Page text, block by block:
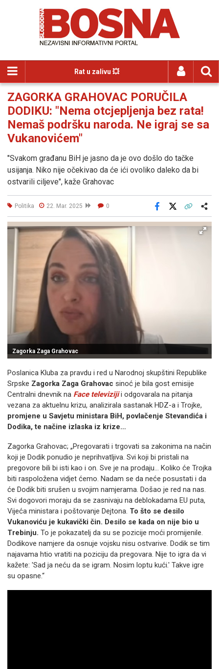
Rat u zalivu 💥
ZAGORKA GRAHOVAC PORUČILA
DODIKU: "Nema otcjepljenja bez rata!
Nemaš podršku naroda. Ne igraj se sa
Vukanovićem"
"Svakom građanu BiH je jasno da je ovo došlo do tačke
usijanja. Niko nije očekivao da će ići ovoliko daleko da bi
ostvarili ciljeve", kaže Grahovac
Politika 22. Mar. 2025 0
Facebook
Zagorka Zaga Grahovac
Poslanica Kluba za pravdu i red u Narodnoj skupštini Republike
Srpske Zagorka Zaga Grahovac sinoć je bila gost emisije
Centralni dnevnik na Face televizijii odgovarala na pitanja
vezana za aktuelnu krizu, analizirala sastanak HDZ-a i Trojke,
promjene u Savjetu ministara BiH, povlačenje Stevandića i
Dodika, te načine izlaska iz krize…
Zagorka Grahovac; „Pregovarati i trgovati sa zakonima na način
koji je Dodik ponudio je neprihvatljiva. Svi koji bi pristali na
pregovore bili bi isti kao i on. Sve je na prodaju... Koliko će Trojka
biti raspoložena vidjet ćemo. Nadam se da neće posustati i da
će Dodik biti srušen u svojim namjerama. Došao je red na nas.
Svi dogovori moraju da se zasnivaju na deblokadama EU puta,
Vijeća ministara i poštovanje Dejtona. To što se desilo
Vukanoviću je kukavički čin. Desilo se kada on nije bio u
Trebinju. To je pokazatelj da su se pozicije moći promijenile.
Dodikove namjere da osnuje vojsku nisu ostvarive. Dodik se tim
najavama htio vratiti na poziciju da pregovara. Nije to igra da vi
kažete: 'Sad ja neću da se igram. Nosim loptu kući.' Takve igre
su opasne.“